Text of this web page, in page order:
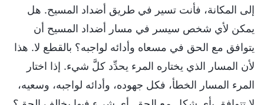
إلى المكانة، فأنت تسير في طريق أضداد المسيح. هل
يمكن لأي شخص سيسر في مسار أضداد المسيح أن
يتوافق مع الحق في مسعاه وأدائه لواجبه؟ بالقطع لا. هذا
لأن المسار الذي يختاره المرء يحدِّد كلَّ شيء. إذا اختار
المرء المسار الخطأ، فكل جهوده، وأدائه لواجبه، وسعيه،